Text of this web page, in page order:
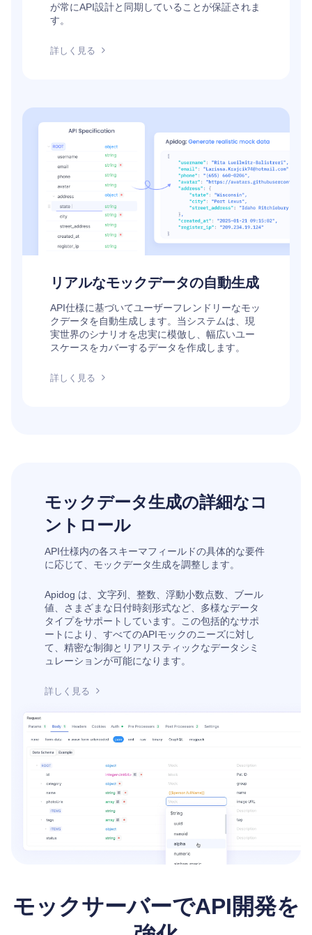
が常にAPI設計と同期していることが保証されま
す。
詳しく見る
リアルなモックデータの自動生成
API仕様に基づいてユーザーフレンドリーなモッ
クデータを自動生成します。当システムは、現
実世界のシナリオを忠実に模倣し、幅広いユー
スケースをカバーするデータを作成します。
詳しく見る
モックデータ生成の詳細なコ
ントロール
API仕様内の各スキーマフィールドの具体的な要件
に応じて、モックデータ生成を調整します。
Apidog は、文字列、整数、浮動小数点数、ブール
値、さまざまな日付時刻形式など、多様なデータ
タイプをサポートしています。この包括的なサポ
ートにより、すべてのAPIモックのニーズに対し
て、精密な制御とリアリスティックなデータシミ
ュレーションが可能になります。
詳しく見る
モックサーバーでAPI開発を